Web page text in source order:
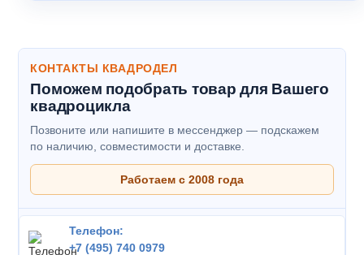
КОНТАКТЫ КВАДРОДЕЛ
Поможем подобрать товар для Вашего
квадроцикла
Позвоните или напишите в мессенджер — подскажем
по наличию, совместимости и доставке.
Работаем с 2008 года
Телефон:
+7 (495) 740 0979